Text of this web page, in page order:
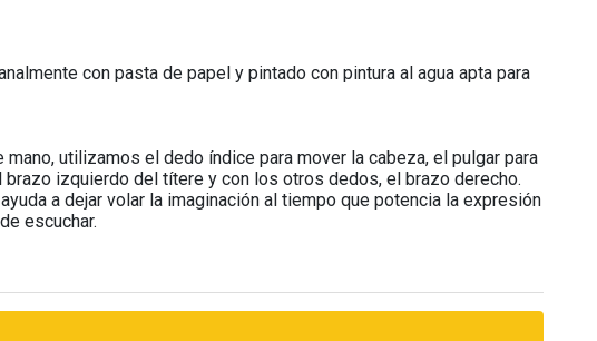
con pasta de papel y pintado con pintura al agua apta para
utilizamos el dedo índice para mover la cabeza, el pulgar para
brazo izquierdo del títere y con los otros dedos, el brazo derecho.
a dejar volar la imaginación al tiempo que potencia la expresión
escuchar.